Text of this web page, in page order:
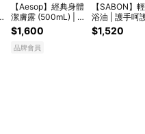
【Aesop】經典身體
潔膚露 (500mL) | 收
禮者自選香氣｜快速
出貨
$1,600
品牌會員
【SABON】
浴油 | 護手呵
[輕潤沐浴油
500ml+護手
$1,520